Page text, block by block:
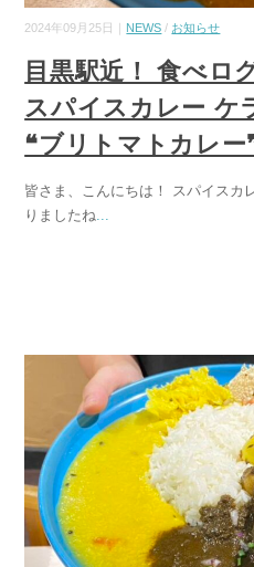
2024年09月25日｜ NEWS / お知らせ
目黒駅近！ 食べロ
スパイスカレー ケ
❝ブリトマトカレー
皆さま、こんにちは！ スパイスカ
りましたね...